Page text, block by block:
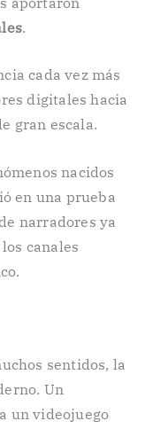
.
cada vez más
digitales hacia
gran escala.
nacidos
en una prueba
narradores ya
canales
sentidos, la
Un
un videojuego